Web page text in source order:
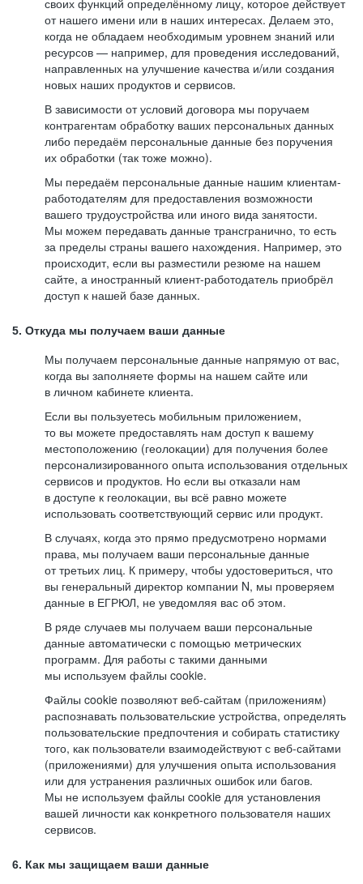
своих функций определённому лицу, которое действует
от нашего имени или в наших интересах. Делаем это,
когда не обладаем необходимым уровнем знаний или
ресурсов — например, для проведения исследований,
направленных на улучшение качества и/или создания
новых наших продуктов и сервисов.
В зависимости от условий договора мы поручаем
контрагентам обработку ваших персональных данных
либо передаём персональные данные без поручения
их обработки (так тоже можно).
Мы передаём персональные данные нашим клиентам-
работодателям для предоставления возможности
вашего трудоустройства или иного вида занятости.
Мы можем передавать данные трансгранично, то есть
за пределы страны вашего нахождения. Например, это
происходит, если вы разместили резюме на нашем
сайте, а иностранный клиент-работодатель приобрёл
доступ к нашей базе данных.
5. Откуда мы получаем ваши данные
Мы получаем персональные данные напрямую от вас,
когда вы заполняете формы на нашем сайте или
в личном кабинете клиента.
Если вы пользуетесь мобильным приложением,
то вы можете предоставлять нам доступ к вашему
местоположению (геолокации) для получения более
персонализированного опыта использования отдельных
сервисов и продуктов. Но если вы отказали нам
в доступе к геолокации, вы всё равно можете
использовать соответствующий сервис или продукт.
В случаях, когда это прямо предусмотрено нормами
права, мы получаем ваши персональные данные
от третьих лиц. К примеру, чтобы удостовериться, что
вы генеральный директор компании N, мы проверяем
данные в ЕГРЮЛ, не уведомляя вас об этом.
В ряде случаев мы получаем ваши персональные
данные автоматически с помощью метрических
программ. Для работы с такими данными
мы используем файлы cookie.
Файлы cookie позволяют веб-сайтам (приложениям)
распознавать пользовательские устройства, определять
пользовательские предпочтения и собирать статистику
того, как пользователи взаимодействуют с веб-сайтами
(приложениями) для улучшения опыта использования
или для устранения различных ошибок или багов.
Мы не используем файлы cookie для установления
вашей личности как конкретного пользователя наших
сервисов.
6. Как мы защищаем ваши данные